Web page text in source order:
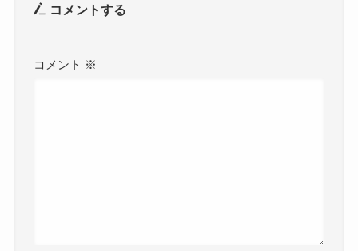
コメントする
コメント ※